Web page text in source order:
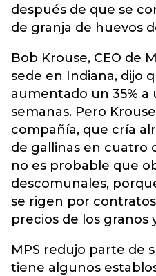
después de que se
de granja de huevos
Bob Krouse, CEO de
sede en Indiana, dijo
aumentado un 35% a
semanas. Pero
compañía, que cría
de gallinas en cuatro
no es probable que
descomunales,
se rigen por
precios de los granos
MPS redujo parte de
tiene algunos